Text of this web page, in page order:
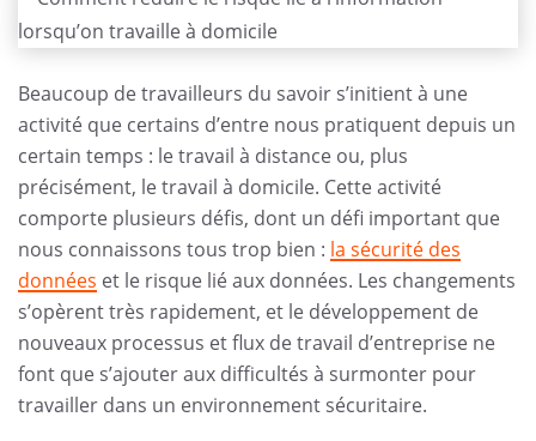
Beaucoup de travailleurs du savoir s’initient à une
activité que certains d’entre nous pratiquent depuis un
certain temps : le travail à distance ou, plus
précisément, le travail à domicile. Cette activité
comporte plusieurs défis, dont un défi important que
nous connaissons tous trop bien : la sécurité des
données et le risque lié aux données. Les changements
s’opèrent très rapidement, et le développement de
nouveaux processus et flux de travail d’entreprise ne
font que s’ajouter aux difficultés à surmonter pour
travailler dans un environnement sécuritaire.